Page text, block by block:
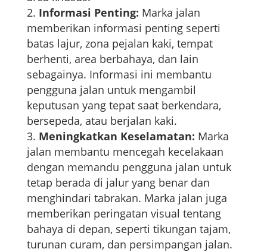
Informasi Penting: Marka jalan
memberikan informasi penting seperti
batas lajur, zona pejalan kaki, tempat
berhenti, area berbahaya, dan lain
sebagainya. Informasi ini membantu
pengguna jalan untuk mengambil
keputusan yang tepat saat berkendara,
bersepeda, atau berjalan kaki.
Meningkatkan Keselamatan: Marka
jalan membantu mencegah kecelakaan
dengan memandu pengguna jalan untuk
tetap berada di jalur yang benar dan
menghindari tabrakan. Marka jalan juga
memberikan peringatan visual tentang
bahaya di depan, seperti tikungan tajam,
turunan curam, dan persimpangan jalan.